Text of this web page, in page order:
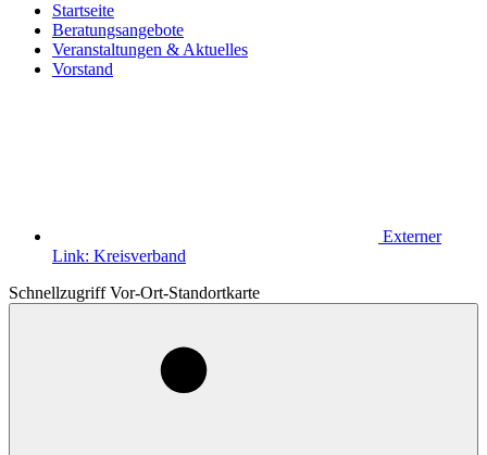
Startseite
Beratungsangebote
Veranstaltungen & Aktuelles
Vorstand
Externer
Link: Kreisverband
Schnellzugriff Vor-Ort-Standortkarte